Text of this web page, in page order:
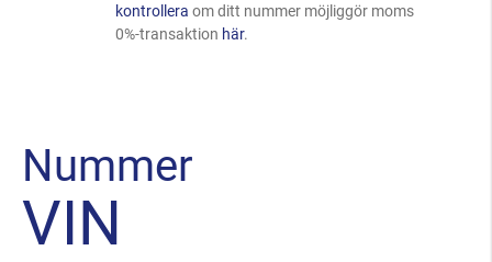
kontrollera om ditt nummer möjliggör moms
0%-transaktion här.
Nummer
VIN